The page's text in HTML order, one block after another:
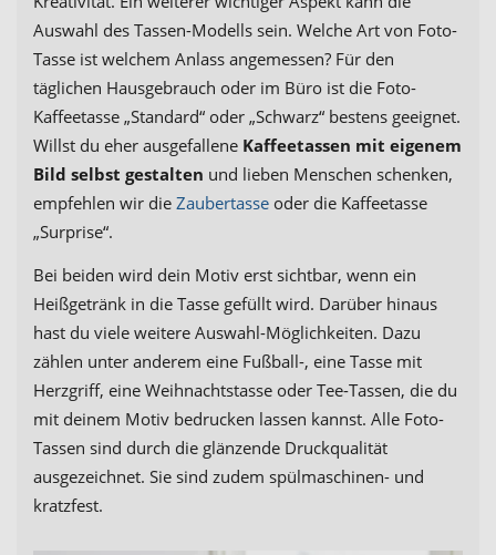
Auswahl des Tassen-Modells sein. Welche Art von Foto-
Tasse ist welchem Anlass angemessen? Für den
täglichen Hausgebrauch oder im Büro ist die Foto-
Kaffeetasse „Standard“ oder „Schwarz“ bestens geeignet.
Willst du eher ausgefallene Kaffeetassen mit eigenem
Bild selbst gestalten und lieben Menschen schenken,
empfehlen wir die Zaubertasse oder die Kaffeetasse
„Surprise“.
Bei beiden wird dein Motiv erst sichtbar, wenn ein
Heißgetränk in die Tasse gefüllt wird. Darüber hinaus
hast du viele weitere Auswahl-Möglichkeiten. Dazu
zählen unter anderem eine Fußball-, eine Tasse mit
Herzgriff, eine Weihnachtstasse oder Tee-Tassen, die du
mit deinem Motiv bedrucken lassen kannst. Alle Foto-
Tassen sind durch die glänzende Druckqualität
ausgezeichnet. Sie sind zudem spülmaschinen- und
kratzfest.